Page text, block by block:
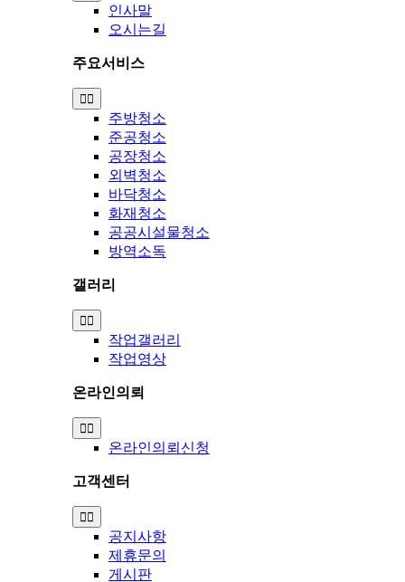
인사말
오시는길
주요서비스
Toggle
Navigation
주방청소
준공청소
공장청소
외벽청소
바닥청소
화재청소
공공시설물청소
방역소독
갤러리
Toggle
Navigation
작업갤러리
작업영상
온라인의뢰
Toggle
Navigation
온라인의뢰신청
고객센터
Toggle
Navigation
공지사항
제휴문의
게시판